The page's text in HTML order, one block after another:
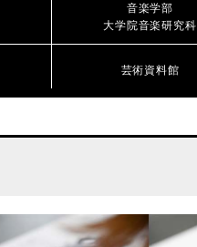
音楽学部
大学院音楽研究科
芸術資料館